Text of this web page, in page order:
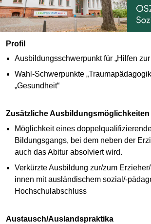
Profil
Ausbildungsschwerpunkt für „Hilfen
Wahl-Schwerpunkte
„Gesundheit“
Zusätzliche Ausbildungsmöglichkeiten
Möglichkeit eines
Bildungsgangs, bei dem neben der
auch das Abitur absolviert wird.
Verkürzte Ausbildung zur/zum
innen mit ausländischem sozial/-
Hochschulabschluss
Austausch/Auslandspraktika